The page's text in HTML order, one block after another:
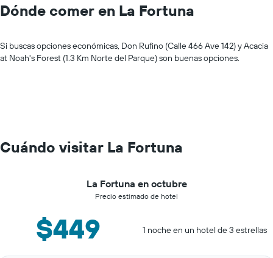
Dónde comer en La Fortuna
Si buscas opciones económicas, Don Rufino (Calle 466 Ave 142) y Acacia
at Noah's Forest (1.3 Km Norte del Parque) son buenas opciones.
Cuándo visitar La Fortuna
La Fortuna en octubre
Precio estimado de hotel
$449 1 noche en un hotel de 3 estrellas